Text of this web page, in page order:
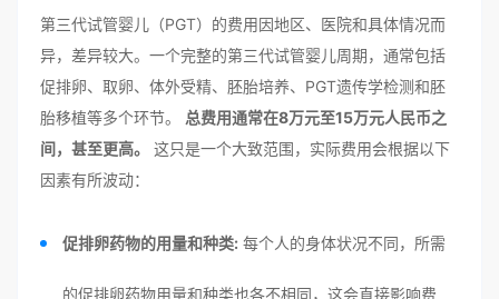
第三代试管婴儿（PGT）的费用因地区、医院和具体情况而
异，差异较大。一个完整的第三代试管婴儿周期，通常包括
促排卵、取卵、体外受精、胚胎培养、PGT遗传学检测和胚
胎移植等多个环节。 总费用通常在8万元至15万元人民币之
间，甚至更高。
这只是一个大致范围，实际费用会根据以下
因素有所波动：
促排卵药物的用量和种类: 每个人的身体状况不同，所需
的促排卵药物用量和种类也各不相同，这会直接影响费